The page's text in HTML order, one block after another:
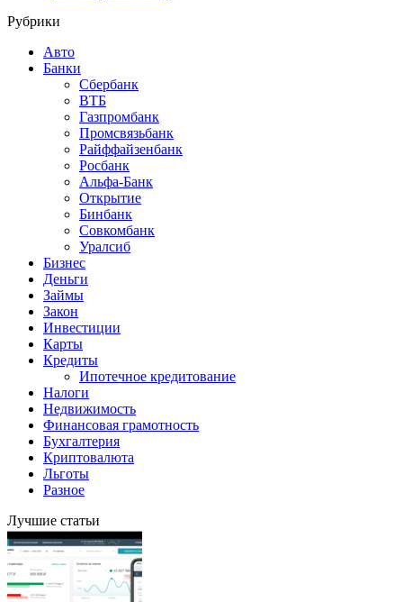
Рубрики
Авто
Банки
Сбербанк
ВТБ
Газпромбанк
Промсвязьбанк
Райффайзенбанк
Росбанк
Альфа-Банк
Открытие
Бинбанк
Совкомбанк
Уралсиб
Бизнес
Деньги
Займы
Закон
Инвестиции
Карты
Кредиты
Ипотечное кредитование
Налоги
Недвижимость
Финансовая грамотность
Бухгалтерия
Криптовалюта
Льготы
Разное
Лучшие статьи